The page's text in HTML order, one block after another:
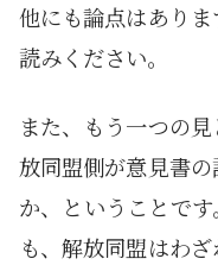
他にも論点はあり
読みください。
また、もう一つの
放同盟側が意見書
か、ということで
も、解放同盟はわ